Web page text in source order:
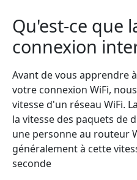
Qu'est-ce que
connexion
Avant de vous apprendre
votre connexion WiFi,
vitesse d'un réseau WiFi.
la vitesse des paquets de
une personne au routeur
généralement à cette
seconde